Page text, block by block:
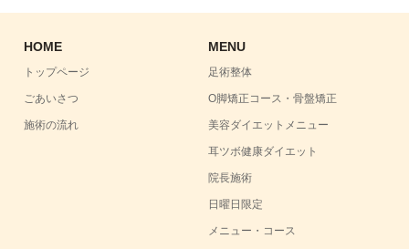
HOME
トップページ
ごあいさつ
施術の流れ
MENU
足術整体
O脚矯正コース・骨盤矯正
美容ダイエットメニュー
耳ツボ健康ダイエット
院長施術
日曜日限定
メニュー・コース